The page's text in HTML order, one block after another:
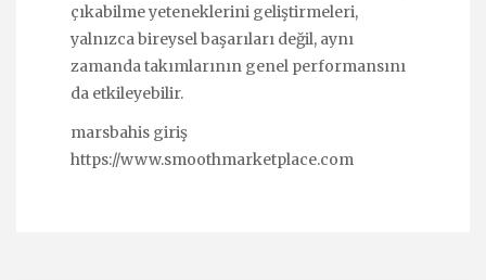
çıkabilme yeteneklerini geliştirmeleri,
yalnızca bireysel başarıları değil, aynı
zamanda takımlarının genel performansını
da etkileyebilir.
marsbahis giriş
https://www.smoothmarketplace.com